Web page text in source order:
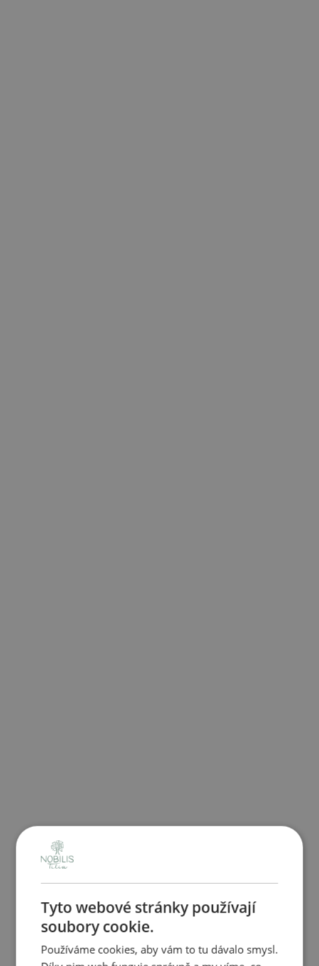
Tyto webové stránky používají
soubory cookie.
Používáme cookies, aby vám to tu dávalo smysl.